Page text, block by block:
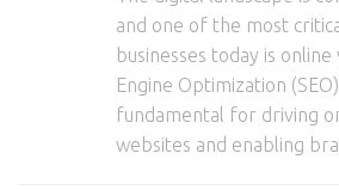
and one of the most
businesses today is
Engine Optimization
fundamental for driving
websites and enabling